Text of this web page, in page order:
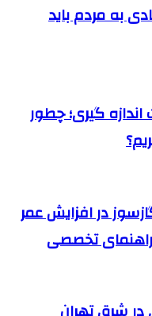
به مردم باید
گیری؛ چطور
در افزایش عمر
تخصصی